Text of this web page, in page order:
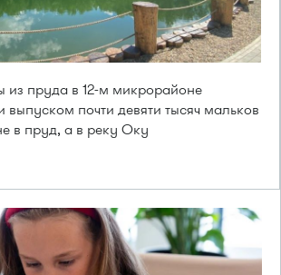
из пруда в 12-м микрорайоне
почти девяти тысяч мальков
в пруд, а в реку Оку